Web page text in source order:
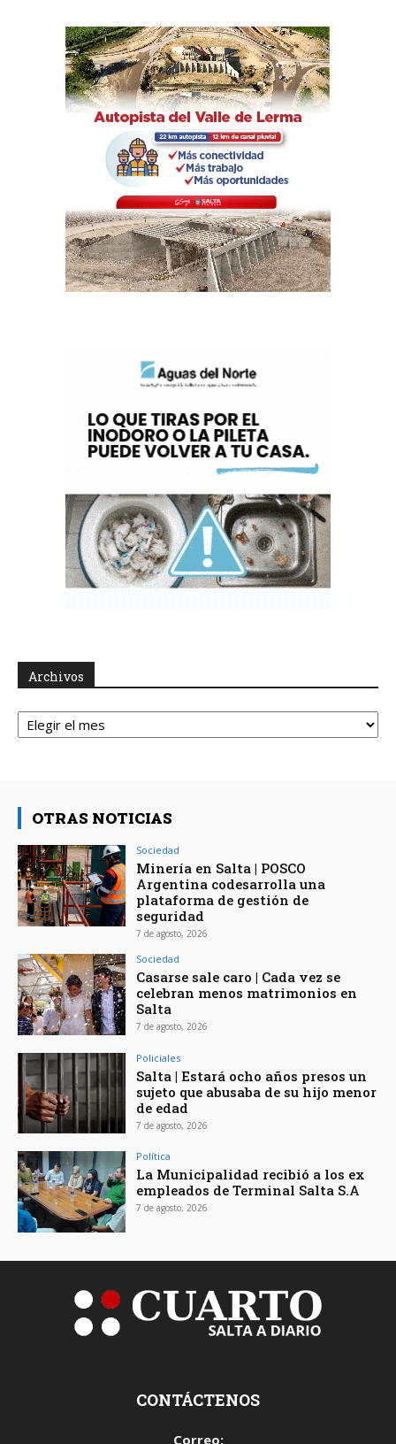
Archivos
Archivos
OTRAS NOTICIAS
Sociedad
Minería en Salta | POSCO
Argentina codesarrolla una
plataforma de gestión de
seguridad
7 de agosto, 2026
Sociedad
Casarse sale caro | Cada vez se
celebran menos matrimonios en
Salta
7 de agosto, 2026
Policiales
Salta | Estará ocho años presos un
sujeto que abusaba de su hijo menor
de edad
7 de agosto, 2026
Política
La Municipalidad recibió a los ex
empleados de Terminal Salta S.A
7 de agosto, 2026
CONTÁCTENOS
Correo: